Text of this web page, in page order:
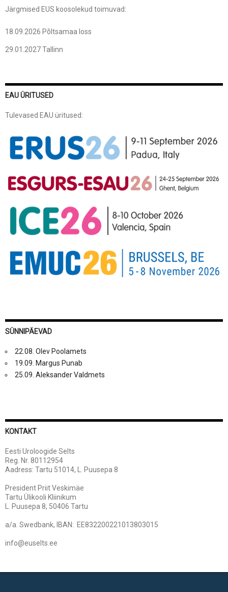
Järgmised EUS koosolekud toimuvad:
18.09.2026 Põltsamaa loss
29.01.2027 Tallinn
EAU ÜRITUSED
Tulevased EAU üritused:
SÜNNIPÄEVAD
22.08. Olev Poolamets
19.09. Margus Punab
25.09. Aleksander Valdmets
KONTAKT
Eesti Uroloogide Selts
Reg. Nr. 80112954
Aadress: Tartu 51014, L. Puusepa 8
President Priit Veskimäe
Tartu Ülikooli Kliinikum
L. Puusepa 8, 50406 Tartu
a/a. Swedbank, IBAN: EE832200221013803015
info@euselts.ee